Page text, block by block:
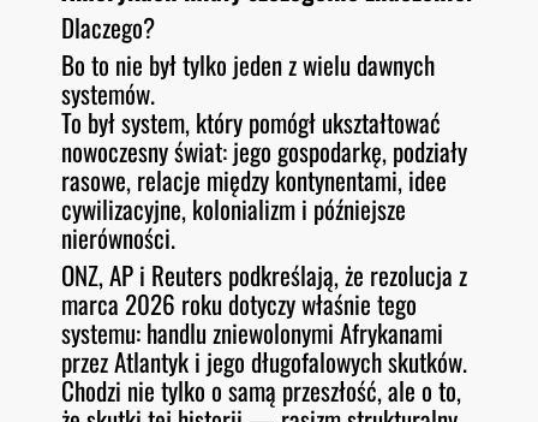
Dlaczego?
Bo to nie był tylko jeden z wielu dawnych
systemów.
To był system, który pomógł ukształtować
nowoczesny świat: jego gospodarkę, podziały
rasowe, relacje między kontynentami, idee
cywilizacyjne, kolonializm i późniejsze
nierówności.
ONZ, AP i Reuters podkreślają, że rezolucja z
marca 2026 roku dotyczy właśnie tego
systemu: handlu zniewolonymi Afrykanami
przez Atlantyk i jego długofalowych skutków.
Chodzi nie tylko o samą przeszłość, ale o to,